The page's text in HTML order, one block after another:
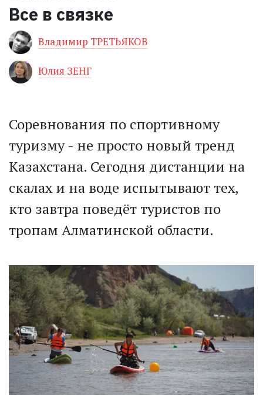
Все в связке
Владимир ТРЕТЬЯКОВ
Юлия ЗЕНГ
Соревнования по спортивному
туризму - не просто новый тренд
Казахстана. Сегодня дистанции на
скалах и на воде испытывают тех,
кто завтра поведёт туристов по
тропам Алматинской области.